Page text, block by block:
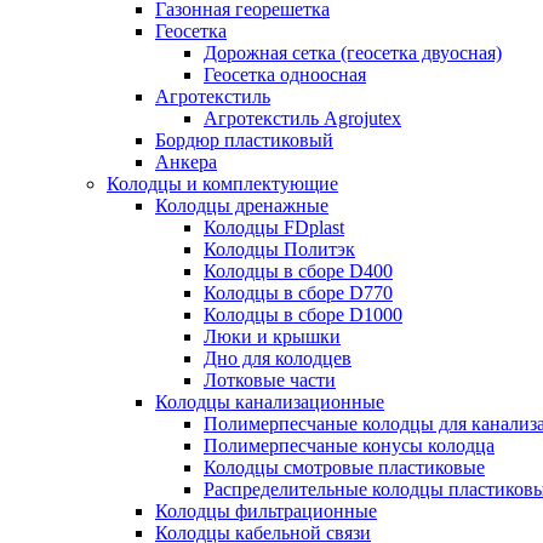
Газонная георешетка
Геосетка
Дорожная сетка (геосетка двуосная)
Геосетка одноосная
Агротекстиль
Агротекстиль Agrojutex
Бордюр пластиковый
Анкера
Колодцы и комплектующие
Колодцы дренажные
Колодцы FDplast
Колодцы Политэк
Колодцы в сборе D400
Колодцы в сборе D770
Колодцы в сборе D1000
Люки и крышки
Дно для колодцев
Лотковые части
Колодцы канализационные
Полимерпесчаные колодцы для
Полимерпесчаные конусы колодца
Колодцы смотровые пластиковые
Распределительные колодцы
Колодцы фильтрационные
Колодцы кабельной связи